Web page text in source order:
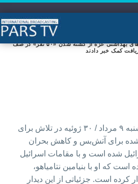
سفر ویتکاف به اسرائیل؛ مقام‌های بهداشتی غزه از کشته شدن «۵۰ نفر» در صف
کمک خبر دادند
آقای ویتکاف امروز پنجشنبه ۹ مرداد / ۳۰ ژوئیه در تلاش برای
برای آتش‌بس و کاهش بحران
شده است و با مقامات اسرائیل
که او با بنیامین نتامیاهو،
کرده است. جزئیاتی از این دیدار